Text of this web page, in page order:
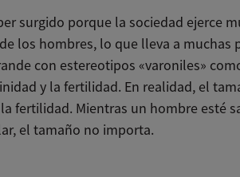
surgido porque la sociedad ejerce
los hombres, lo que lleva a muchas
con estereotipos «varoniles»
y la fertilidad. En realidad, el
fertilidad. Mientras un hombre esté
el tamaño no importa.